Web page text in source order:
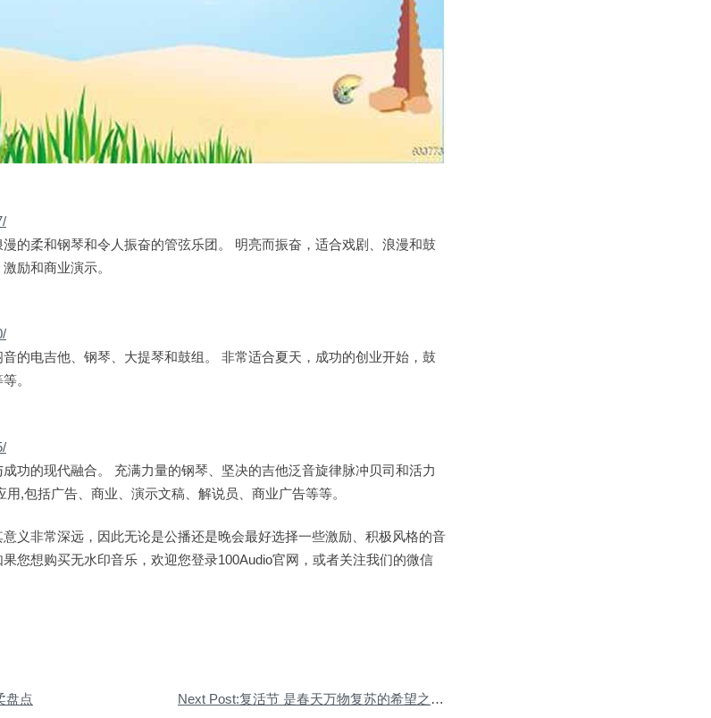
的柔和钢琴和令人振奋的管弦乐团。 明亮而振奋，适合戏剧、浪漫和鼓
励和商业演示。
的电吉他、钢琴、大提琴和鼓组。 非常适合夏天，成功的创业开始，鼓
。
功的现代融合。 充满力量的钢琴、坚决的吉他泛音旋律脉冲贝司和活力
,包括广告、商业、演示文稿、解说员、商业广告等等。
义非常深远，因此无论是公播还是晚会最好选择一些激励、积极风格的音
您想购买无水印音乐，欢迎您登录100Audio官网，或者关注我们的微信
盘点 Next Post:复活节 是春天万物复苏的希望之歌